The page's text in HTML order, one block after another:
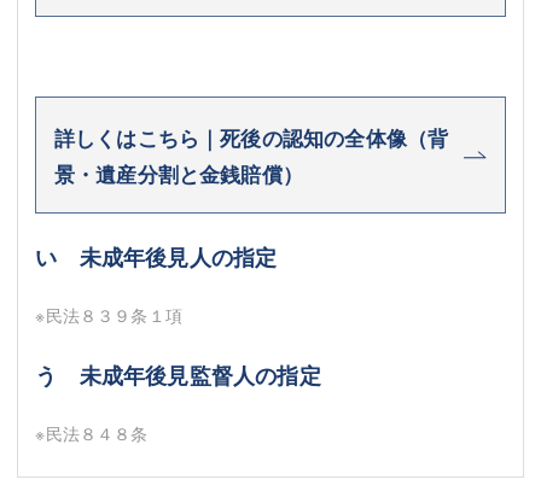
詳しくはこちら｜死後の認知の全体像（背
景・遺産分割と金銭賠償）
い 未成年後見人の指定
※民法８３９条１項
う 未成年後見監督人の指定
※民法８４８条